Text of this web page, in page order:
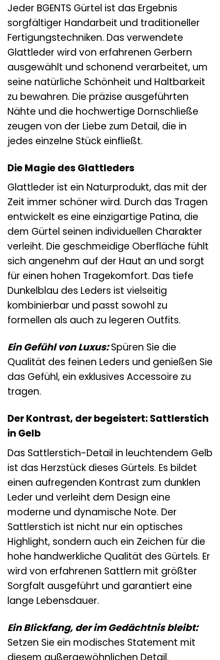
Jeder BGENTS Gürtel ist das Ergebnis
sorgfältiger Handarbeit und traditioneller
Fertigungstechniken. Das verwendete
Glattleder wird von erfahrenen Gerbern
ausgewählt und schonend verarbeitet, um
seine natürliche Schönheit und Haltbarkeit
zu bewahren. Die präzise ausgeführten
Nähte und die hochwertige Dornschließe
zeugen von der Liebe zum Detail, die in
jedes einzelne Stück einfließt.
Die Magie des Glattleders
Glattleder ist ein Naturprodukt, das mit der
Zeit immer schöner wird. Durch das Tragen
entwickelt es eine einzigartige Patina, die
dem Gürtel seinen individuellen Charakter
verleiht. Die geschmeidige Oberfläche fühlt
sich angenehm auf der Haut an und sorgt
für einen hohen Tragekomfort. Das tiefe
Dunkelblau des Leders ist vielseitig
kombinierbar und passt sowohl zu
formellen als auch zu legeren Outfits.
Ein Gefühl von Luxus:Spüren Sie die
Qualität des feinen Leders und genießen Sie
das Gefühl, ein exklusives Accessoire zu
tragen.
Der Kontrast, der begeistert: Sattlerstich
in Gelb
Das Sattlerstich-Detail in leuchtendem Gelb
ist das Herzstück dieses Gürtels. Es bildet
einen aufregenden Kontrast zum dunklen
Leder und verleiht dem Design eine
moderne und dynamische Note. Der
Sattlerstich ist nicht nur ein optisches
Highlight, sondern auch ein Zeichen für die
hohe handwerkliche Qualität des Gürtels. Er
wird von erfahrenen Sattlern mit größter
Sorgfalt ausgeführt und garantiert eine
lange Lebensdauer.
Ein Blickfang, der im Gedächtnis bleibt:
Setzen Sie ein modisches Statement mit
diesem außergewöhnlichen Detail.